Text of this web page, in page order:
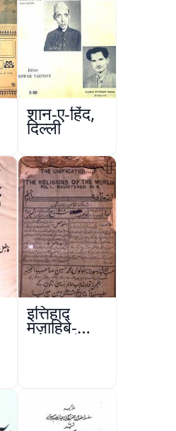
शान-ए-हिंद,
दिल्ली
इत्तिहाद
मज़ाहिबे-
आलम, रंगून